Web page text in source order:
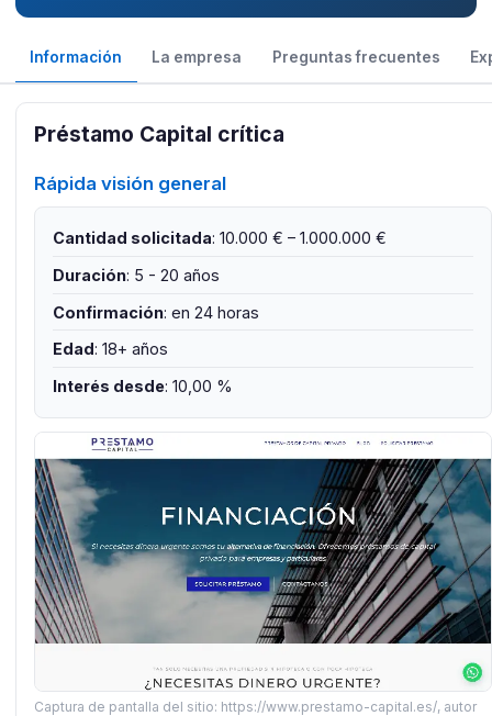
Información La empresa Preguntas frecuentes
Préstamo Capital crítica
Rápida visión general
Cantidad solicitada: 10.000 € – 1.000.000 €
Duración: 5 - 20 años
Confirmación: en 24 horas
Edad: 18+ años
Interés desde: 10,00 %
Captura de pantalla del sitio: https://www.prestamo-capital.es/, autor